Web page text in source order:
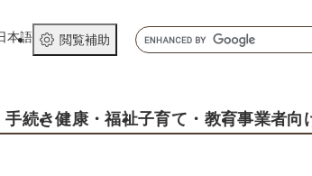
本語 閲覧補助
キ
ー
ド
手続き健康 ・福祉子育て ・教育事業者向